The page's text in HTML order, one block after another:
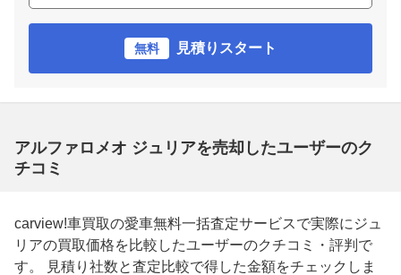
無料 見積りスタート
アルファロメオ ジュリアを売却したユーザーのク
チコミ
carview!車買取の愛車無料一括査定サービスで実際にジュ
リアの買取価格を比較したユーザーのクチコミ・評判で
す。 見積り社数と査定比較で得した金額をチェックしま